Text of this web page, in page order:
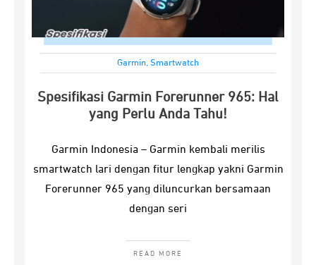
Garmin, Smartwatch
Spesifikasi Garmin Forerunner 965: Hal
yang Perlu Anda Tahu!
Garmin Indonesia – Garmin kembali merilis
smartwatch lari dengan fitur lengkap yakni Garmin
Forerunner 965 yang diluncurkan bersamaan
dengan seri
READ MORE